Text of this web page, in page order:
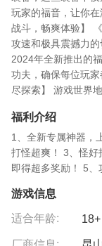
玩家的福音，让你
战斗，畅爽体验】
攻速和极具震撼力的
2024年全新推出的
功夫，确保每位玩
尽探索】 游戏世界
福利介绍
1、全新专属神器，
打怪超爽！ 3、怪
即得超多奖励！ 5、
游戏信息
适合年龄: 18+